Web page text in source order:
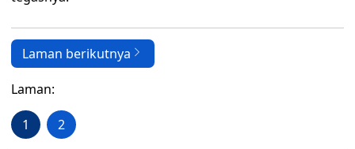
Laman berikutnya
Laman:
1 2